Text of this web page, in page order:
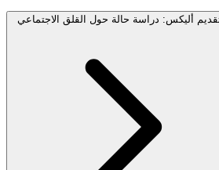
أليكس: دراسة حالة حول القلق الاجتماعي